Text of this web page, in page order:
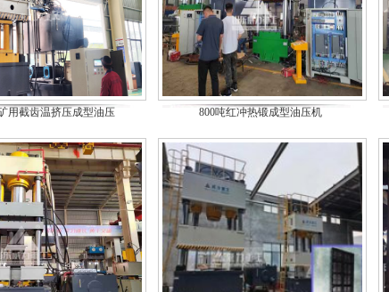
用截齿温挤压成型油压 800吨红冲热锻成型油压机